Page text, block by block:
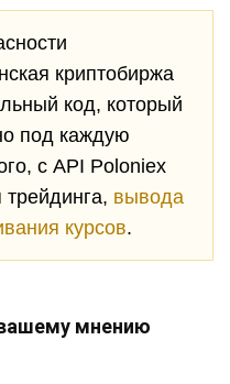
криптобиржа
код, который
под каждую
с API Poloniex
вывода
курсов.
мнению